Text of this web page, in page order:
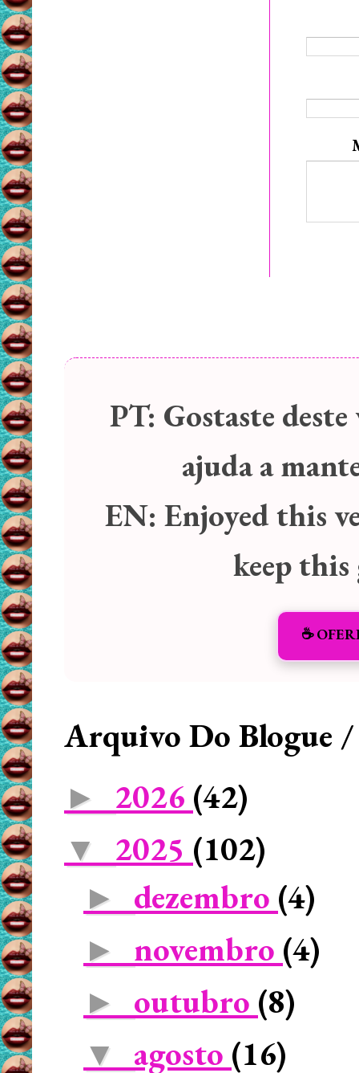
PT: Gostaste
ajuda a
EN: Enjoyed this
keep
☕️
Arquivo Do Blogue
► 2026 (42)
▼ 2025 (102)
► dezembro (4)
► novembro (4)
► outubro (8)
▼ agosto (16)